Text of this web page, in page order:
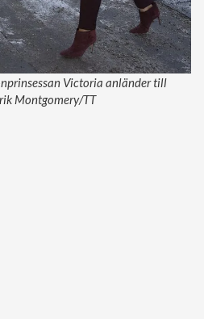
Victoria anländer till
Montgomery/TT